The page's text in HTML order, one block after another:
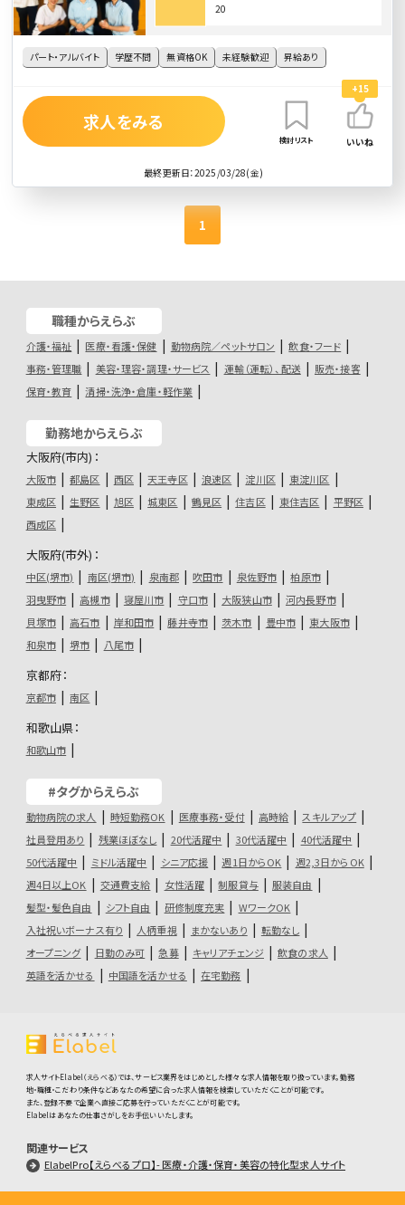
パート・アルバイト 学歴不問 無資格OK 未経験歓迎 昇給あり
20
最終更新日：2025/03/28(金)
求人をみる
検討リスト
+15
いいね
1
職種からえらぶ
介護・福祉 医療・看護・保健 動物病院／ペットサロン
飲食・フード
事務・管理職
美容・理容・調理・サービス 運輸（運転）、配送
販売・接客
保育・教育
清掃・洗浄・倉庫・軽作業
勤務地からえらぶ
大阪府(市内)：
大阪市 都島区 西区 天王寺区 浪速区 淀川区
東淀川区
東成区
生野区 旭区 城東区 鶴見区 住吉区 東住吉区
平野区
西成区
大阪府(市外)：
中区(堺市) 南区(堺市) 泉南郡 吹田市 泉佐野市
柏原市
羽曳野市
高槻市 寝屋川市 守口市 大阪狭山市
河内長野市
貝塚市
高石市 岸和田市 藤井寺市 茨木市 豊中市
東大阪市
和泉市
堺市 八尾市
京都府：
京都市 南区
和歌山県：
和歌山市
#タグからえらぶ
動物病院の求人 時短勤務OK 医療事務・受付 高時給
スキルアップ
社員登用あり
残業ほぼなし 20代活躍中 30代活躍中
40代活躍中
50代活躍中
ミドル活躍中 シニア応援 週1日からOK
週2,3日からOK
週4日以上OK
交通費支給 女性活躍 制服貸与
服装自由
髪型・髪色自由
シフト自由 研修制度充実
WワークOK
入社祝いボーナス有り
人柄重視 まかないあり
転勤なし
オープニング
日勤のみ可 急募 キャリアチェンジ
飲食の求人
英語を活かせる
中国語を活かせる 在宅勤務
求人サイトElabel（えらべる）では、サービス業界をはじめとした様々な求人情報を取り扱っています。勤務
地・職種・こだわり条件などあなたの希望に合った求人情報を検索していただくことが可能です。
また、登録不要で企業へ直接ご応募を行っていただくことが可能です。
Elabelはあなたの仕事さがしをお手伝いいたします。
関連サービス
ElabelPro【えらべるプロ】- 医療・介護・保育・美容の特化型求人サイト